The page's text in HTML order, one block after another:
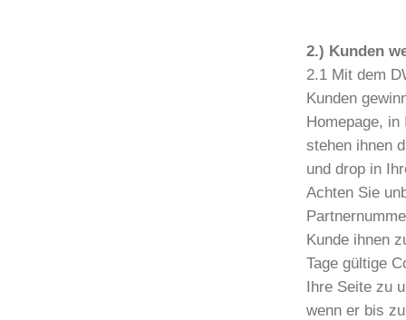
2.) Kunden
2.1 Mit dem
Kunden
Homepage,
stehen ihnen
und drop in
Achten Sie
Kunde ihnen
Tage gültige
Ihre Seite zu
wenn er bis